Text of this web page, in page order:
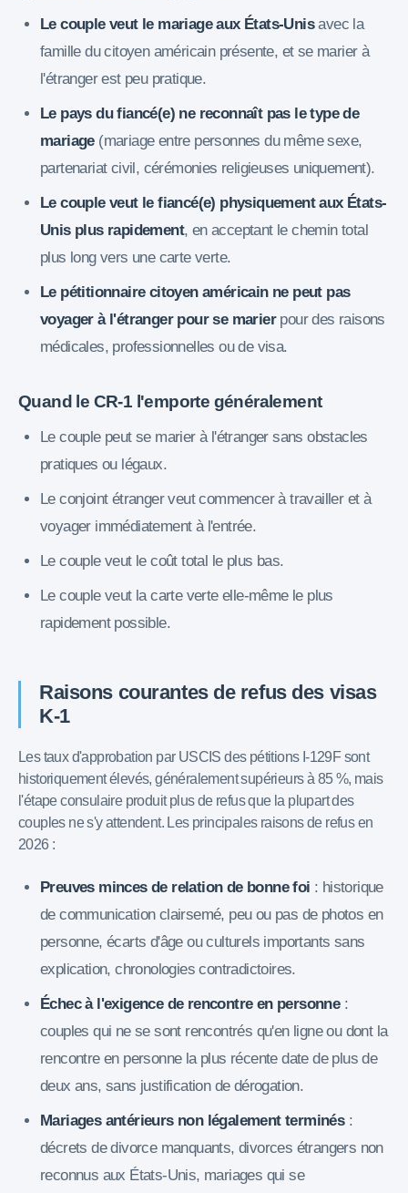
Le couple veut le mariage aux États-Unisavec la
famille du citoyen américain présente, et se marier à
l'étranger est peu pratique.
Le pays du fiancé(e) ne reconnaît pas le type de
mariage(mariage entre personnes du même sexe,
partenariat civil, cérémonies religieuses uniquement).
Le couple veut le fiancé(e) physiquement aux États-
Unis plus rapidement, en acceptant le chemin total
plus long vers une carte verte.
Le pétitionnaire citoyen américain ne peut pas
voyager à l'étranger pour se marierpour des raisons
médicales, professionnelles ou de visa.
Quand le CR-1 l'emporte généralement
Le couple peut se marier à l'étranger sans obstacles
pratiques ou légaux.
Le conjoint étranger veut commencer à travailler et à
voyager immédiatement à l'entrée.
Le couple veut le coût total le plus bas.
Le couple veut la carte verte elle-même le plus
rapidement possible.
Raisons courantes de refus des visas
K-1
Les taux d'approbation par USCIS des pétitions I-129F sont
historiquement élevés, généralement supérieurs à 85 %, mais
l'étape consulaire produit plus de refus que la plupart des
couples ne s'y attendent. Les principales raisons de refus en
2026 :
Preuves minces de relation de bonne foi : historique
de communication clairsemé, peu ou pas de photos en
personne, écarts d'âge ou culturels importants sans
explication, chronologies contradictoires.
Échec à l'exigence de rencontre en personne:
couples qui ne se sont rencontrés qu'en ligne ou dont la
rencontre en personne la plus récente date de plus de
deux ans, sans justification de dérogation.
Mariages antérieurs non légalement terminés:
décrets de divorce manquants, divorces étrangers non
reconnus aux États-Unis, mariages qui se